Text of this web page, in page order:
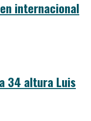
internacional
34 altura Luis